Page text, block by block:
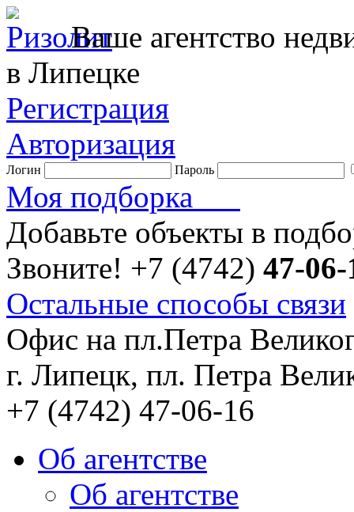
Ваше агентство
в Липецке
Регистрация
Авторизация
Логин Пароль
Моя подборка
Добавьте объекты в
Звоните! +7 (4742) 47-06-
Остальные способы связи
Офис на пл.Петра
г. Липецк, пл. Петра
+7 (4742) 47-06-16
Об агентстве
Об агентстве